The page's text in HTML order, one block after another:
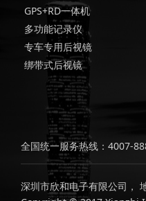
GPS+RD一体机
多功能记录仪
专车专用后视镜
绑带式后视镜
全国统一服务热线：4007-
深圳市欣和电子有限公司，